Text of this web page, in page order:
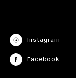
Instagram
Facebook